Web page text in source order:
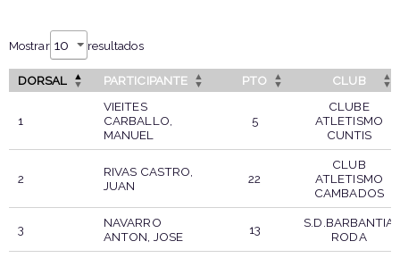
Mostrar resultados
DORSAL PARTICIPANTE PTO CLUB
1
VIEITES
CARBALLO,
MANUEL
5
CLUBE
ATLETISMO
CUNTIS
2
RIVAS CASTRO,
JUAN
22
CLUB
ATLETISMO
CAMBADOS
3
NAVARRO
ANTON, JOSE
13
S.D.BARBANTIA
RODA